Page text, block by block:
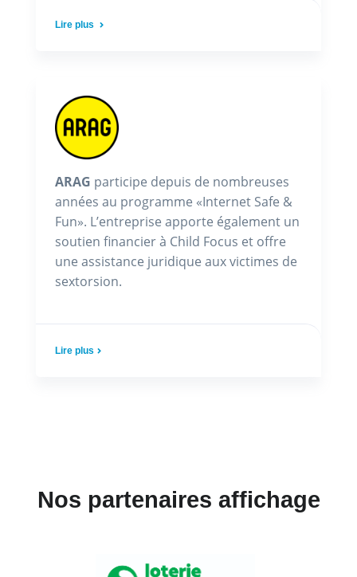
Lire plus
ARAG participe depuis de nombreuses
années au programme «Internet Safe &
Fun». L’entreprise apporte également un
soutien financier à Child Focus et offre
une assistance juridique aux victimes de
sextorsion.
Lire plus
Nos partenaires affichage